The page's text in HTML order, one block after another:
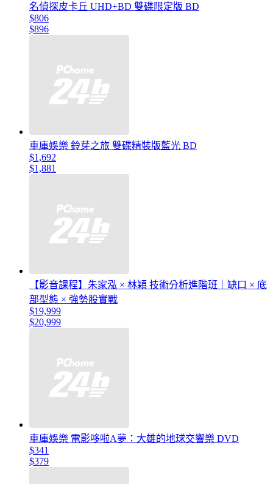
名偵探皮卡丘 UHD+BD 雙碟限定版 BD
$806
$896
車庫娛樂 鈴芽之旅 雙碟精裝版藍光 BD
$1,692
$1,881
【影音課程】朱家泓 × 林穎 技術分析進階班｜缺口 × 底
部型態 × 強勢股實戰
$19,999
$20,999
車庫娛樂 電影哆啦A夢：大雄的地球交響樂 DVD
$341
$379